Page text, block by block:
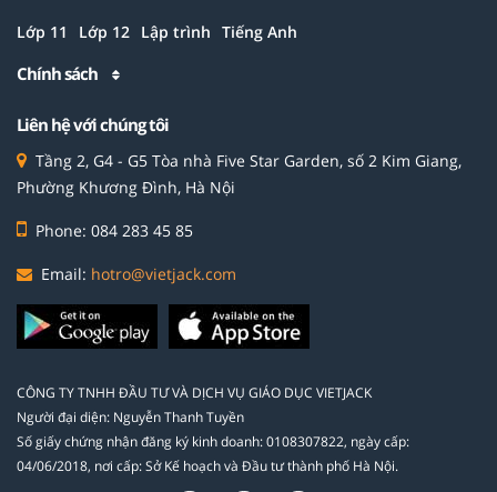
Lớp 11 Lớp 12 Lập trình Tiếng Anh
Chính sách
Liên hệ với chúng tôi
Tầng 2, G4 - G5 Tòa nhà Five Star Garden, số 2 Kim Giang,
Phường Khương Đình, Hà Nội
Phone: 084 283 45 85
Email: hotro@vietjack.com
CÔNG TY TNHH ĐẦU TƯ VÀ DỊCH VỤ GIÁO DỤC VIETJACK
Người đại diện: Nguyễn Thanh Tuyền
Số giấy chứng nhận đăng ký kinh doanh: 0108307822, ngày cấp:
04/06/2018, nơi cấp: Sở Kế hoạch và Đầu tư thành phố Hà Nội.